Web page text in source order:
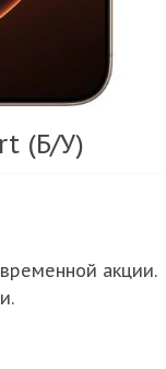
(Б/У)
акции.